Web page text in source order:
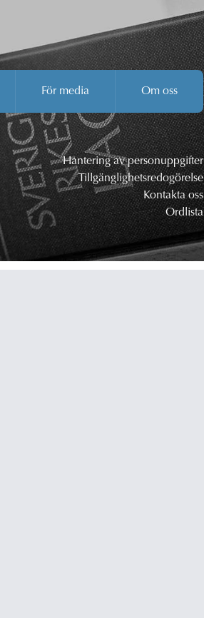
För media Om oss
Hantering av personuppgifter
Tillgänglighetsredogörelse
Kontakta oss
Ordlista